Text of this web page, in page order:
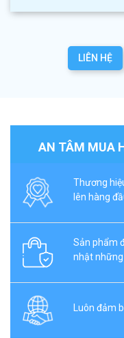
LIÊN HỆ
AN TÂM MUA
Thương
lên hàng
Sản phẩm
nhật
Luôn đảm